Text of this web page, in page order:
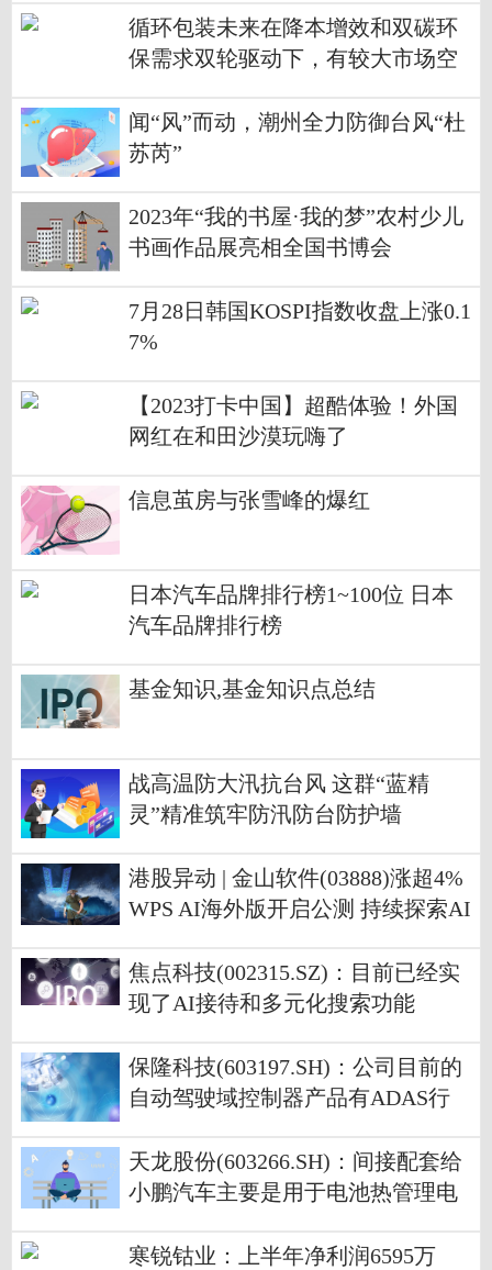
循环包装未来在降本增效和双碳环
保需求双轮驱动下，有较大市场空
闻“风”而动，潮州全力防御台风“杜
苏芮”
2023年“我的书屋·我的梦”农村少儿
书画作品展亮相全国书博会
7月28日韩国KOSPI指数收盘上涨0.1
7%
【2023打卡中国】超酷体验！外国
网红在和田沙漠玩嗨了
信息茧房与张雪峰的爆红
日本汽车品牌排行榜1~100位 日本
汽车品牌排行榜
基金知识,基金知识点总结
战高温防大汛抗台风 这群“蓝精
灵”精准筑牢防汛防台防护墙
港股异动 | 金山软件(03888)涨超4%
WPS AI海外版开启公测 持续探索AI
焦点科技(002315.SZ)：目前已经实
现了AI接待和多元化搜索功能
保隆科技(603197.SH)：公司目前的
自动驾驶域控制器产品有ADAS行
天龙股份(603266.SH)：间接配套给
小鹏汽车主要是用于电池热管理电
寒锐钴业：上半年净利润6595万